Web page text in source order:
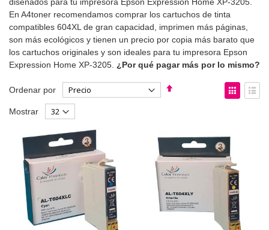
En A4toner recomendamos comprar los cartuchos de tinta
compatibles 604XL de gran capacidad, imprimen más páginas,
son más ecológicos y tienen un precio por copia más barato que
los cartuchos originales y son ideales para tu impresora Epson
Expression Home XP-3205. ¿Por qué pagar más por lo mismo?
Ordenar por
Fijar
Ver
como
Mostrar